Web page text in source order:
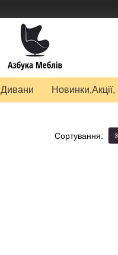
Дивани
Сортування: